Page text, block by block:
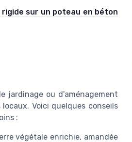
sur un poteau en béton
jardinage ou d'aménagement
Voici quelques conseils
:
végétale enrichie, amandée